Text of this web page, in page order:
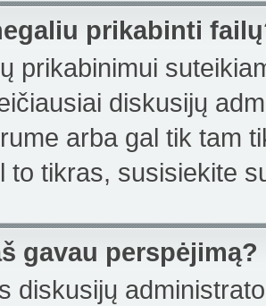
prikabinti
prikabinimui
diskusijų
arba gal tik tam
to tikras, susisiekite
gavau perspėjimą?
diskusijų